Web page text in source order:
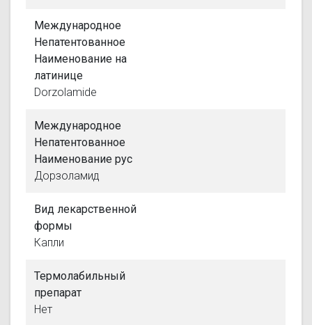
Международное
Непатентованное
Наименование на
латинице
Dorzolamide
Международное
Непатентованное
Наименование рус
Дорзоламид
Вид лекарственной
формы
Капли
Термолабильный
препарат
Нет